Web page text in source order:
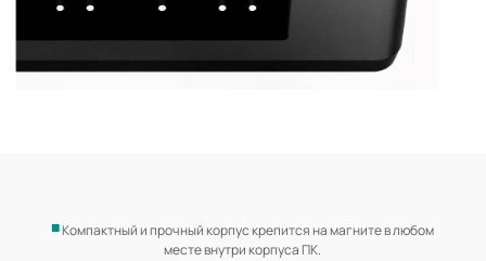
Компактный и прочный корпус крепится на магните в любом
месте внутри корпуса ПК.